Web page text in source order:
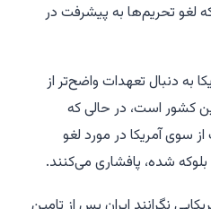
لغو تحریم‌ها به پیشرفت در
به دنبال تعهدات واضح‌تر از
کشور است، در حالی که
از سوی آمریکا در مورد لغو
بلوکه شده، پافشاری می‌کنند.